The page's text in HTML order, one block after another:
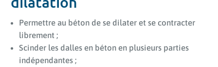
Permettre au béton de se dilater et se contracter
librement ;
Scinder les dalles en béton en plusieurs parties
indépendantes ;